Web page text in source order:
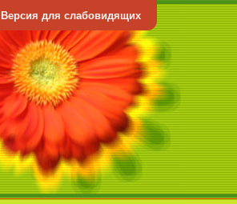
Версия для слабовидящих